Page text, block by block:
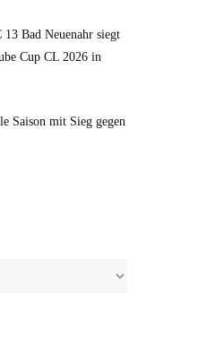
13 Bad Neuenahr siegt
Cup CL 2026 in
Saison mit Sieg gegen